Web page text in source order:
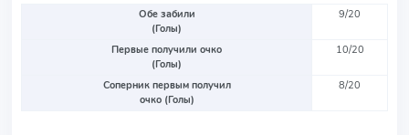
Обе забили
(Голы)
9/20
Первые получили очко
(Голы)
10/20
Соперник первым получил
очко (Голы)
8/20